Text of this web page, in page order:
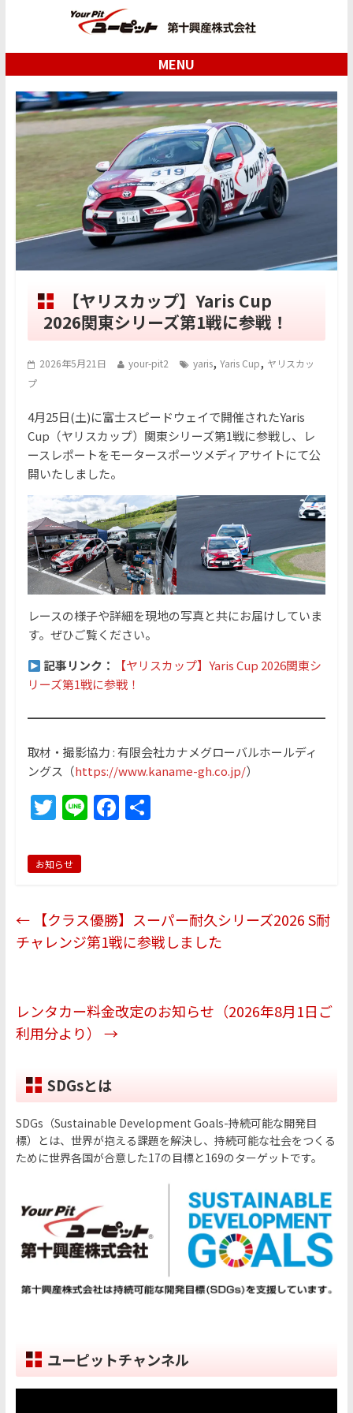
MENU
【ヤリスカップ】Yaris Cup
2026関東シリーズ第1戦に参戦！
2026年5月21日 your-pit2 yaris, Yaris Cup, ヤリスカッ
プ
4月25日(土)に富士スピードウェイで開催されたYaris
Cup（ヤリスカップ）関東シリーズ第1戦に参戦し、レ
ースレポートをモータースポーツメディアサイトにて公
開いたしました。
レースの様子や詳細を現地の写真と共にお届けしていま
す。ぜひご覧ください。
記事リンク：
【ヤリスカップ】Yaris Cup 2026関東シ
リーズ第1戦に参戦！
取材・撮影協力 : 有限会社カナメグローバルホールディ
ングス（https://www.kaname-gh.co.jp/）
T
w
itt
er
Li
n
F
a
b
o
o
共
お知らせ
←【クラス優勝】スーパー耐久シリーズ2026 S耐
チャレンジ第1戦に参戦しました
レンタカー料金改定のお知らせ（2026年8月1日ご
利用分より） →
SDGsとは
SDGs（Sustainable Development Goals-持続可能な開発目
標）とは、世界が抱える課題を解決し、持続可能な社会をつくる
ために世界各国が合意した17の目標と169のターゲットです。
ユーピットチャンネル